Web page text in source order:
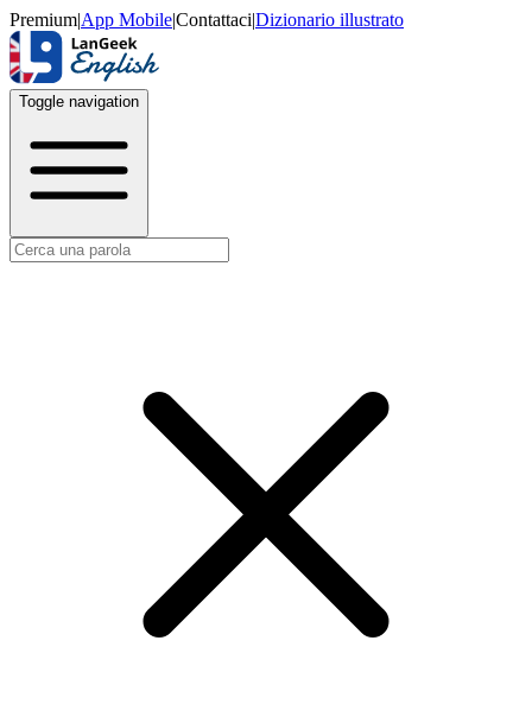
Premium|App Mobile|Contattaci|Dizionario illustrato
Toggle navigation